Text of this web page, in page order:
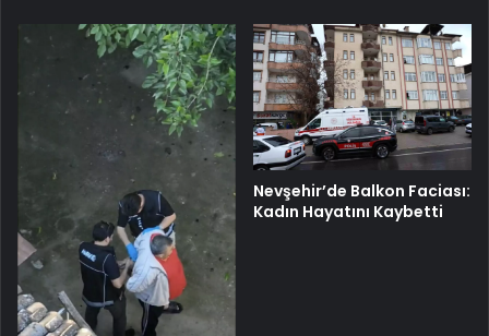
Nevşehir’de Balkon Faciası:
Kadın Hayatını Kaybetti